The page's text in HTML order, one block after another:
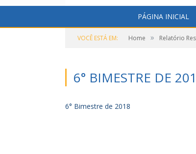
PÁGINA INICIAL
VOCÊ ESTÁ EM: Home » Relatório
6° BIMESTRE DE
6° Bimestre de 2018